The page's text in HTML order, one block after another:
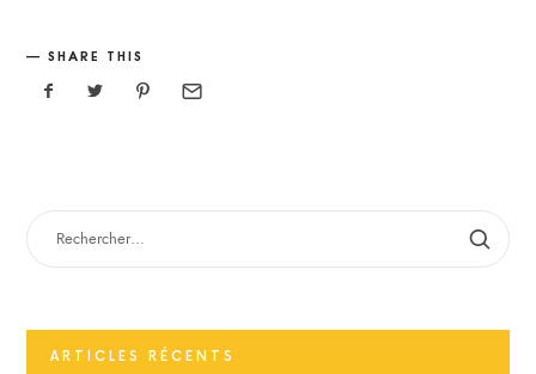
SHARE THIS
RECHERCHER :
ARTICLES RÉCENTS